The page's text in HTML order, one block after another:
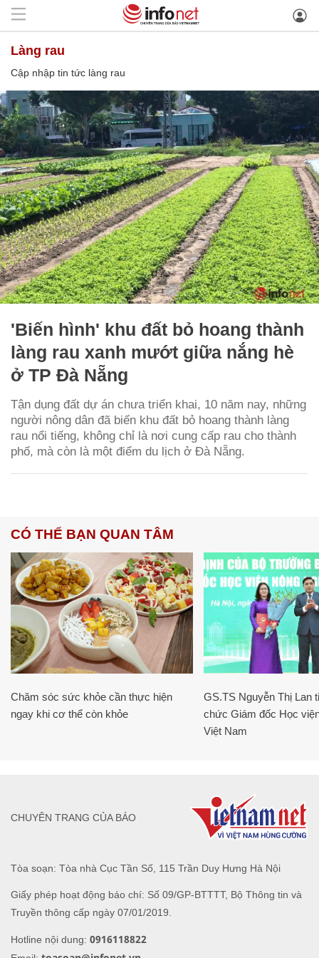
làng rau
Cập nhập tin tức làng rau
'Biến hình' khu đất bỏ hoang thành
làng rau xanh mướt giữa nắng hè
ở TP Đà Nẵng
Tận dụng đất dự án chưa triển khai, 10 năm nay, những
người nông dân đã biến khu đất bỏ hoang thành làng
rau nổi tiếng, không chỉ là nơi cung cấp rau cho thành
phố, mà còn là một điểm du lịch ở Đà Nẵng.
CÓ THỂ BẠN QUAN TÂM
Chăm sóc sức khỏe cần thực hiện
ngay khi cơ thể còn khỏe
GS.TS Nguyễn Thị Lan
chức Giám đốc Học
Việt Nam
Tòa soạn: Tòa nhà Cục Tần Số, 115 Trần Duy Hưng Hà Nội
Giấy phép hoạt động báo chí: Số 09/GP-BTTTT, Bộ Thông tin và
Truyền thông cấp ngày 07/01/2019.
Hotline nội dung: 0916118822
CHUYÊN TRANG CỦA BÁO